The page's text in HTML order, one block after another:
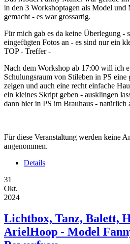
in den 3 Workshoptagen als Model und
gemacht - es war grossartig.
Für mich gab es da keine Überlegung -
eingefügten Fotos an - es sind nur ein
TOP - Treffer -
Nach dem Workshop ab 17:00 will ich
Schulungsraum von Stileben in PS
zeigen und auch eine recht einfache
ein kleines Skript geben - ausklingen
dann hier in PS im Brauhaus -
Für diese Veranstaltung werden keine
angenommen.
Details
31
Okt.
2024
Lichtbox, Tanz, Balett,
ArielHoop - Model